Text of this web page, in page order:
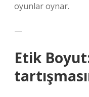
oyunlar oynar.
—
Etik